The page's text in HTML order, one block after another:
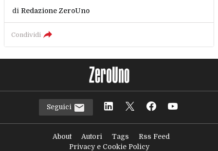
di Redazione ZeroUno
Condividi
Seguici
About Autori Tags
Rss Feed
Privacy e Cookie Policy